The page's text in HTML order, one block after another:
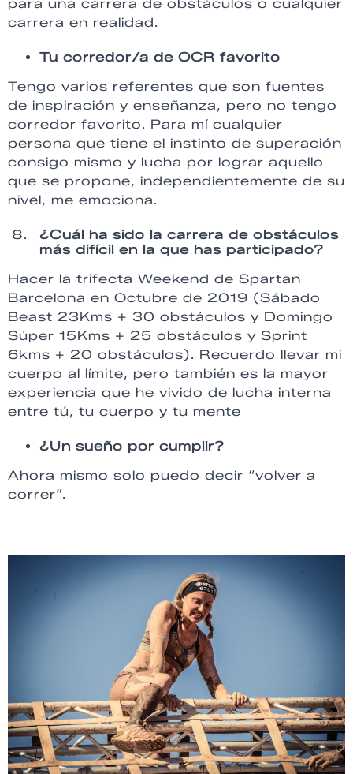
para una carrera de obstáculos o cualquier
carrera en realidad.
Tu corredor/a de OCR favorito
Tengo varios referentes que son fuentes
de inspiración y enseñanza, pero no tengo
corredor favorito. Para mí cualquier
persona que tiene el instinto de superación
consigo mismo y lucha por lograr aquello
que se propone, independientemente de su
nivel, me emociona.
¿Cuál ha sido la carrera de obstáculos
más difícil en la que has participado?
Hacer la trifecta Weekend de Spartan
Barcelona en Octubre de 2019 (Sábado
Beast 23Kms + 30 obstáculos y Domingo
Súper 15Kms + 25 obstáculos y Sprint
6kms + 20 obstáculos). Recuerdo llevar mi
cuerpo al límite, pero también es la mayor
experiencia que he vivido de lucha interna
entre tú, tu cuerpo y tu mente
¿Un sueño por cumplir?
Ahora mismo solo puedo decir “volver a
correr”.